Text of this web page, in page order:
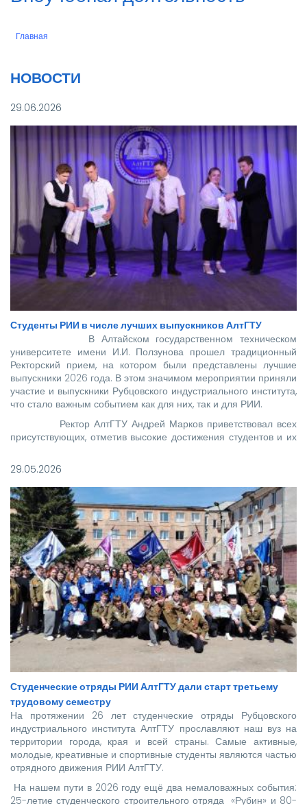
Строка
Главная
НОВОСТИ
29.06.2026
Студенты РИИ в числе лучших выпускников АлтГТУ
В Алтайском государственном техническом
университете имени И.И. Ползунова прошел традиционный
Ректорский прием, на котором были представлены лучшие
выпускники 2026 года. В этом значимом мероприятии приняли
участие и выпускники Рубцовского индустриального института,
что стало важным событием как для них, так и для РИИ.
Ректор АлтГТУ Андрей Марков приветствовал всех
присутствующих, отметив высокие достижения студентов и их
29.05.2026
Студенческие отряды РИИ АлтГТУ дали старт третьему
трудовому семестру
На протяжении 26 лет студенческие отряды Рубцовского
индустриального института АлтГТУ прославляют наш вуз на
территории города, края и всей страны. Самые активные,
молодые, креативные и спортивные студенты являются частью
отрядного движения РИИ АлтГТУ.
На нашем пути в 2026 году ещё два немаловажных события:
25-летие студенческого строительного отряда «Рубин» и 80-